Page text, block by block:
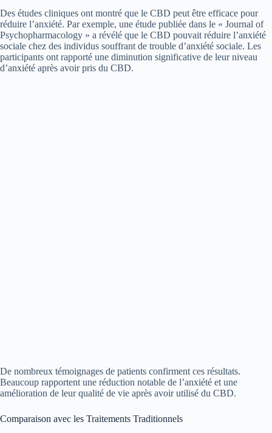
Des études cliniques ont montré que le CBD peut être efficace pour
réduire l’anxiété. Par exemple, une étude publiée dans le « Journal of
Psychopharmacology » a révélé que le CBD pouvait réduire l’anxiété
sociale chez des individus souffrant de trouble d’anxiété sociale. Les
participants ont rapporté une diminution significative de leur niveau
d’anxiété après avoir pris du CBD.
De nombreux témoignages de patients confirment ces résultats.
Beaucoup rapportent une réduction notable de l’anxiété et une
amélioration de leur qualité de vie après avoir utilisé du CBD.
Comparaison avec les Traitements Traditionnels